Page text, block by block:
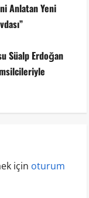
Anlatan Yeni
Süalp Erdoğan
için oturum